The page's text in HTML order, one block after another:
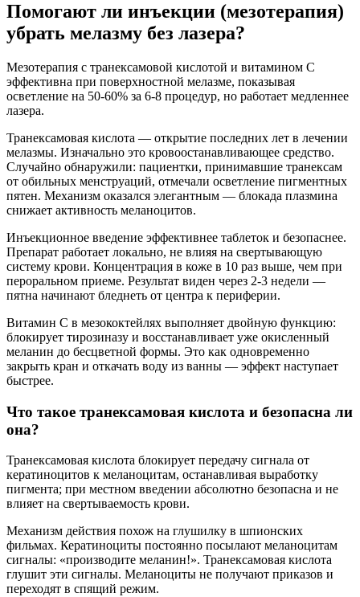
Помогают ли инъекции (мезотерапия)
убрать мелазму без лазера?
Мезотерапия с транексамовой кислотой и витамином С
эффективна при поверхностной мелазме, показывая
осветление на 50-60% за 6-8 процедур, но работает медленнее
лазера.
Транексамовая кислота — открытие последних лет в лечении
мелазмы. Изначально это кровоостанавливающее средство.
Случайно обнаружили: пациентки, принимавшие транексам
от обильных менструаций, отмечали осветление пигментных
пятен. Механизм оказался элегантным — блокада плазмина
снижает активность меланоцитов.
Инъекционное введение эффективнее таблеток и безопаснее.
Препарат работает локально, не влияя на свертывающую
систему крови. Концентрация в коже в 10 раз выше, чем при
пероральном приеме. Результат виден через 2-3 недели —
пятна начинают бледнеть от центра к периферии.
Витамин С в мезококтейлях выполняет двойную функцию:
блокирует тирозиназу и восстанавливает уже окисленный
меланин до бесцветной формы. Это как одновременно
закрыть кран и откачать воду из ванны — эффект наступает
быстрее.
Что такое транексамовая кислота и безопасна ли
она?
Транексамовая кислота блокирует передачу сигнала от
кератиноцитов к меланоцитам, останавливая выработку
пигмента; при местном введении абсолютно безопасна и не
влияет на свертываемость крови.
Механизм действия похож на глушилку в шпионских
фильмах. Кератиноциты постоянно посылают меланоцитам
сигналы: «производите меланин!». Транексамовая кислота
глушит эти сигналы. Меланоциты не получают приказов и
переходят в спящий режим.